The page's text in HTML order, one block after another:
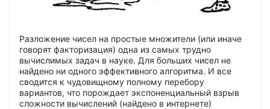
Разложение чисел на простые множители (или иначе
говорят факторизация) одна из самых трудно
вычислимых задач в науке. Для больших чисел не
найдено ни одного эффективного алгоритма. И все
сводится к чудовищному полному перебору
вариантов, что порождает экспоненциальный взрыв
сложности вычислений (найдено в интернете)